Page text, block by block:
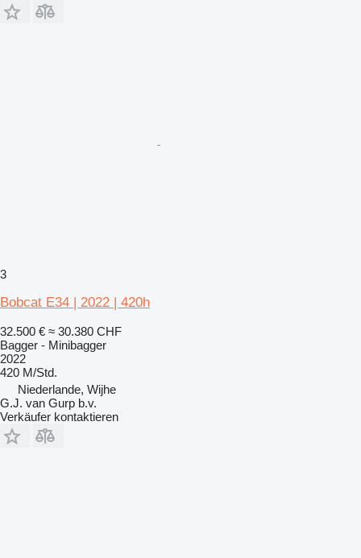
3
Bobcat E34 | 2022 | 420h
32.500 € ≈ 30.380 CHF
Bagger - Minibagger
2022
420 M/Std.
Niederlande, Wijhe
G.J. van Gurp b.v.
Verkäufer kontaktieren